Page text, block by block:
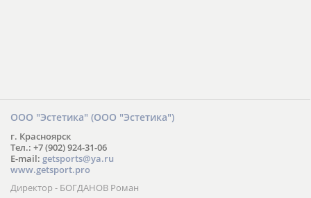
ООО "Эстетика" (ООО "Эстетика")
г. Красноярск
Тел.: +7 (902) 924-31-06
E-mail: getsports@ya.ru
www.getsport.pro
Директор - БОГДАНОВ Роман